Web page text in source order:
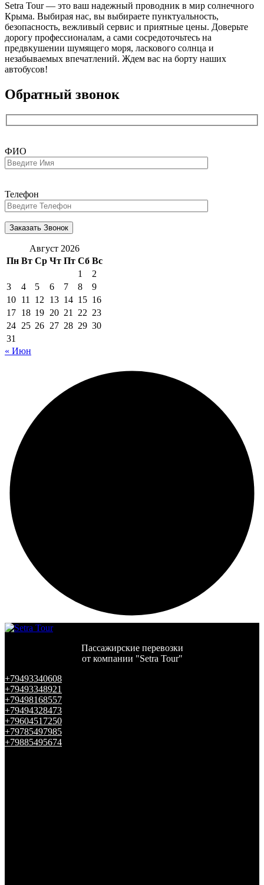
Setra Tour — это ваш надежный проводник в мир солнечного
Крыма. Выбирая нас, вы выбираете пунктуальность,
безопасность, вежливый сервис и приятные цены. Доверьте
дорогу профессионалам, а сами сосредоточьтесь на
предвкушении шумящего моря, ласкового солнца и
незабываемых впечатлений. Ждем вас на борту наших
автобусов!
Обратный звонок
ФИО
Телефон
Август 2026
Пн Вт Ср Чт Пт Сб Вс
1
2
3
4 5 6 7 8
9
10 11 12 13 14 15 16
17 18 19 20 21 22 23
24 25 26 27 28 29 30
31
« Июн
Пассажирские перевозки
от компании "Setra Tour"
+79493340608
+79493348921
+79498168557
+79494328473
+79604517250
+79785497985
+79885495674